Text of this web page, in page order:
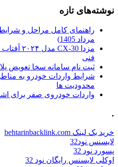
راهنمای کامل مراحل و شرایط اسقاط خودرو فرسوده (14
مزدا CX-30 مدل ۲۰۲۴ آفتاب خودرو؛ بررسی و مشخصات
پلاک و احراز سکونت
مناطق آزاد، راهنمای کامل قوانین و
اشخاص حقیقی ممنوع شد